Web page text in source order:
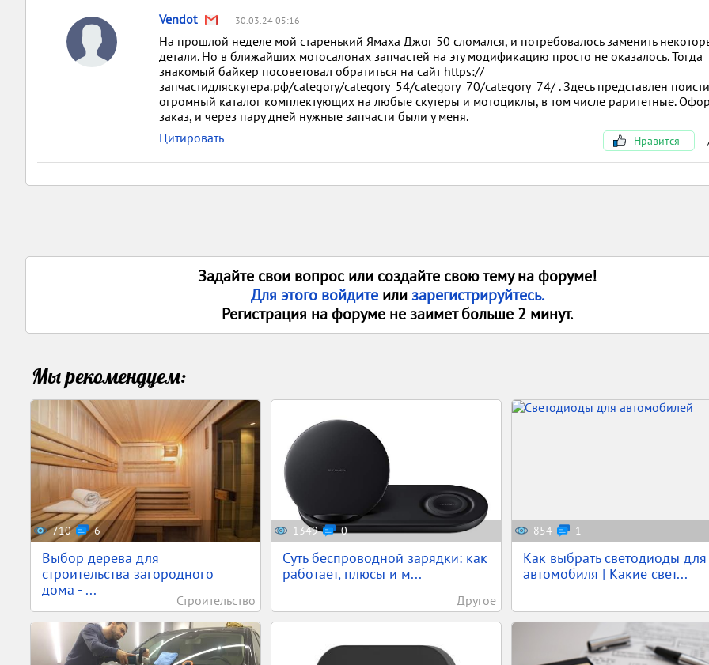
Vendot 30.03.24 05:16
На прошлой неделе мой старенький Ямаха Джог 50 сломался, и потребовалось заменить
детали. Но в ближайших мотосалонах запчастей на эту модификацию просто не оказалось. Тогда
знакомый байкер посоветовал обратиться на сайт https://
запчастидляскутера.рф/category/category_54/category_70/category_74/ . Здесь представлен
огромный каталог комплектующих на любые скутеры и мотоциклы, в том числе раритетные.
заказ, и через пару дней нужные запчасти были у меня.
Цитировать
Нравится
Задайте свои вопрос или создайте свою тему на форуме!
Для этого войдите илизарегистрируйтесь.
Регистрация на форуме не заимет больше 2 минут.
Мы рекомендуем:
710 6
Выбор дерева для
строительства загородного
дома - ...
Строительство
1349 0
Суть беспроводной зарядки: как
работает, плюсы и м...
Другое
854 1
Как выбрать светодиоды для
автомобиля | Какие свет...